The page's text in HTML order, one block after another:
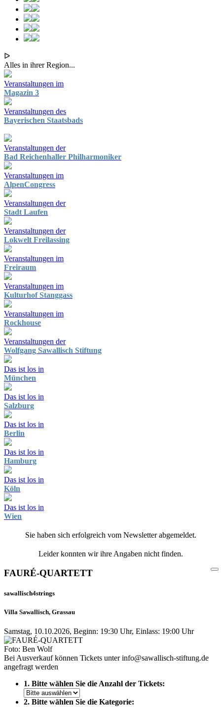
ᐅ
Alles in ihrer Region...
Veranstaltungen im
Magazin 3
Veranstaltungen des
Bayerischen Staatsbads
Veranstaltungen der
Bad Reichenhaller Philharmoniker
Veranstaltungen im
AlpenCongress
Veranstaltungen der
Stadt Laufen
Veranstaltungen der
Lokwelt Freilassing
Veranstaltungen im
Freiraum
Veranstaltungen im
Kulturhof Stanggass
Veranstaltungen im
Rockhouse
Veranstaltungen der
Wolfgang Sawallisch Stiftung
Das ist los in
München
Das ist los in
Salzburg
Das ist los in
Berlin
Das ist los in
Hamburg
Das ist los in
Köln
Das ist los in
Wien
Sie haben sich erfolgreich vom Newsletter abgemeldet.
Leider konnten wir ihre Angaben nicht finden.
FAURÉ-QUARTETT
sawallisch4strings
Villa Sawallisch, Grassau
Samstag, 10.10.2026, Beginn: 19:30 Uhr, Einlass: 19:00 Uhr
Foto: Ben Wolf
Bei Ausverkauf können Tickets unter info@sawallisch-stiftung.de
angefragt werden
1. Bitte wählen Sie die Anzahl der Tickets:
2. Bitte wählen Sie die Kategorie: